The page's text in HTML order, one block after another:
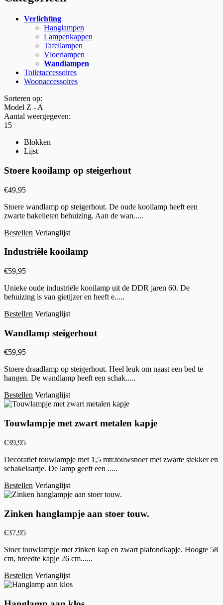
Verlichting
Hanglampen
Lampenkappen
Tafellampen
Vloerlampen
Wandlampen
Toiletaccessoires
Woonaccessoires
Sorteren op:
Model Z - A
Aantal weergegeven:
15
Blokken
Lijst
Stoere kooilamp op steigerhout
€49,95
Stoere wandlamp op steigerhout. De oude kooilamp heeft een
zwarte bakelieten behuizing. Aan de wan.....
Bestellen Verlanglijst
Industriële kooilamp
€59,95
Unieke oude industriële kooilamp uit de DDR jaren 60. De
behuizing is van gietijzer en heeft e.....
Bestellen Verlanglijst
Wandlamp steigerhout
€59,95
Stoere draadlamp op steigerhout. Heel leuk om naast een bed te
hangen. De wandlamp heeft een schak.....
Bestellen Verlanglijst
Touwlampje met zwart metalen kapje
€39,95
Decoratief touwlampje met 1,5 mtr.touwsnoer met zwarte stekker en
schakelaartje. De lamp geeft een .....
Bestellen Verlanglijst
Zinken hanglampje aan stoer touw.
€37,95
Stoer touwlampje met zinken kap en zwart plafondkapje. Hoogte 58
cm, breedte kapje 26 cm......
Bestellen Verlanglijst